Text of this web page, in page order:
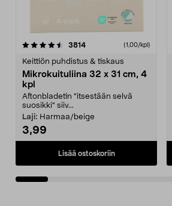
3814arvostelut (1,00/kpl)
Keittiön puhdistus & tiskaus
Mikrokuituliina 32 x 31 cm, 4
kpl
Aftonbladetin "itsestään selvä
suosikki" siiv...
Laji: Harmaa/beige
3,99
Lisää ostoskoriin
4.5viidestä